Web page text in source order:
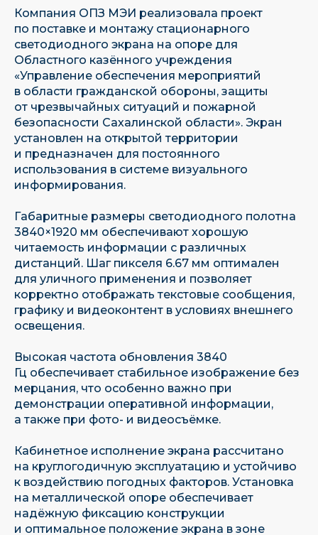
Компания ОПЗ МЭИ реализовала проект
по поставке и монтажу стационарного
светодиодного экрана на опоре для
Областного казённого учреждения
«Управление обеспечения мероприятий
в области гражданской обороны, защиты
от чрезвычайных ситуаций и пожарной
безопасности Сахалинской области». Экран
установлен на открытой территории
и предназначен для постоянного
использования в системе визуального
информирования.
Габаритные размеры светодиодного полотна
3840×1920 мм обеспечивают хорошую
читаемость информации с различных
дистанций. Шаг пикселя 6.67 мм оптимален
для уличного применения и позволяет
корректно отображать текстовые сообщения,
графику и видеоконтент в условиях внешнего
освещения.
Высокая частота обновления 3840
Гц обеспечивает стабильное изображение без
мерцания, что особенно важно при
демонстрации оперативной информации,
а также при фото- и видеосъёмке.
Кабинетное исполнение экрана рассчитано
на круглогодичную эксплуатацию и устойчиво
к воздействию погодных факторов. Установка
на металлической опоре обеспечивает
надёжную фиксацию конструкции
и оптимальное положение экрана в зоне